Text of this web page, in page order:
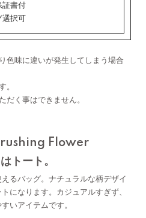
証書付
択可
色味に違いが発生してしまう場合
。
だく事はできません。
Flower
トート。
るバッグ。ナチュラルな柄デザイ
になります。カジュアルすぎず、
いアイテムです。